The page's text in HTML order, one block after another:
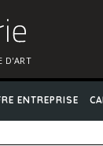
D'ART
ENTREPRISE